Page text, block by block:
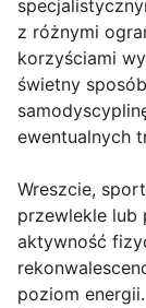
z różnymi
korzyściami
świetny
ewentualnych
Wreszcie,
przewlekle lub
aktywność
poziom